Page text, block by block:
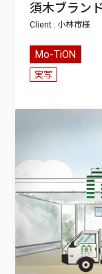
須木ブラン
小林市
Mo-TiON
実写